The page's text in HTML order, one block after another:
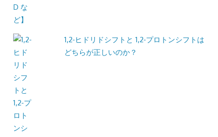
1,2-ヒドリドシフトと 1,2-プロトンシフトは
どちらが正しいのか？